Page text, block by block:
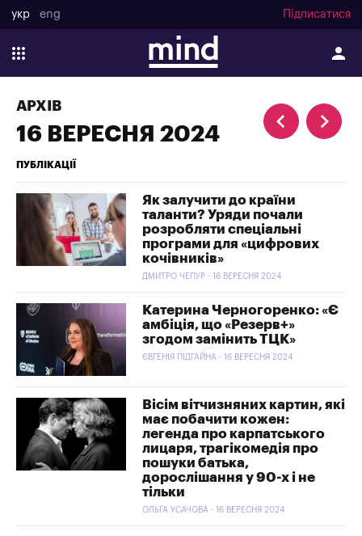
укр eng Підписатися
АРХІВ
16 ВЕРЕСНЯ 2024
ПУБЛІКАЦІЇ
Як залучити до країни
таланти? Уряди почали
розробляти спеціальні
програми для «цифрових
кочівників»
ДМИТРО ЧЕПУР - 16 ВЕРЕСНЯ 2024
Катерина Черногоренко: «Є
амбіція, що «Резерв+»
згодом замінить ТЦК»
ЄВГЕНІЯ ПІДГАЙНА - 16 ВЕРЕСНЯ 2024
Вісім вітчизняних картин, які
має побачити кожен:
легенда про карпатського
лицаря, трагікомедія про
пошуки батька,
дорослішання у 90-х і не
тільки
ОЛЬГА УСАЧОВА - 16 ВЕРЕСНЯ 2024